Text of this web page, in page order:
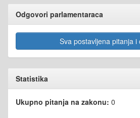
Odgovori parlamentaraca
Sva postavljena pitanja i
Statistika
Ukupno pitanja na zakonu: 0